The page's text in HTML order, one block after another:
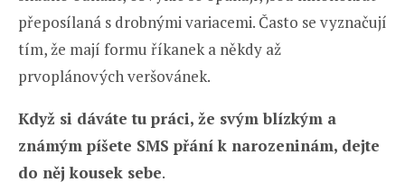
přeposílaná s drobnými variacemi. Často se vyznačují
tím, že mají formu říkanek a někdy až
prvoplánových veršovánek.
Když si dáváte tu práci, že svým blízkým a
známým píšete SMS přání k narozeninám, dejte
do něj kousek sebe.